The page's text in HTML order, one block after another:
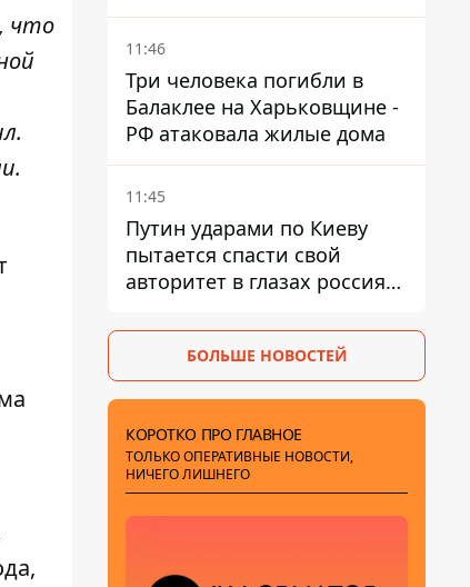
что
11:46
Три человека погибли в
Балаклее на Харьковщине -
РФ атаковала жилые дома
11:45
Путин ударами по Киеву
пытается спасти свой
авторитет в глазах россиян:
давлением - Sky News
БОЛЬШЕ НОВОСТЕЙ
КОРОТКО ПРО ГЛАВНОЕ
ТОЛЬКО ОПЕРАТИВНЫЕ НОВОСТИ,
НИЧЕГО ЛИШНЕГО